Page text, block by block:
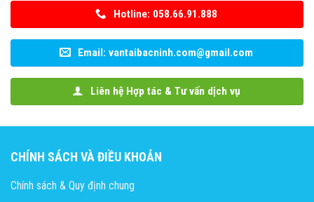
Hotline: 058.66.91.888
Email: vantaibacninh.com@gmail.com
Liên hệ Hợp tác & Tư vấn dịch vụ
CHÍNH SÁCH VÀ ĐIỀU KHOẢN
Chính sách & Quy định chung